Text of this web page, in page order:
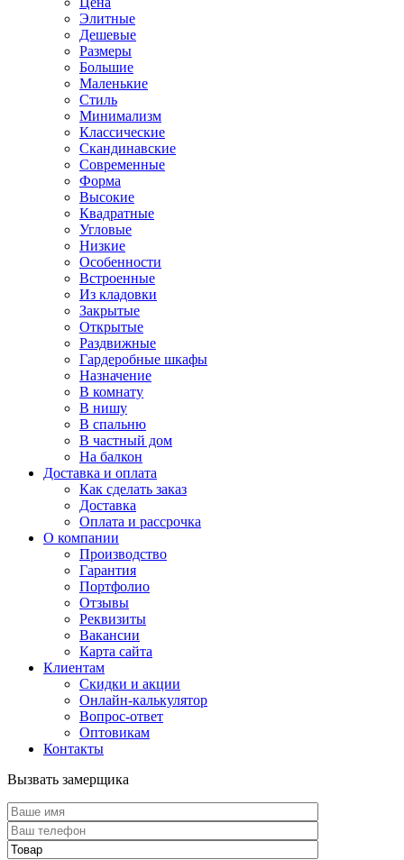
Элитные
Дешевые
Размеры
Большие
Маленькие
Стиль
Минимализм
Классические
Скандинавские
Современные
Форма
Высокие
Квадратные
Угловые
Низкие
Особенности
Встроенные
Из кладовки
Закрытые
Открытые
Раздвижные
Гардеробные шкафы
Назначение
В комнату
В нишу
В спальню
В частный дом
На балкон
Доставка и оплата
Как сделать заказ
Доставка
Оплата и рассрочка
О компании
Производство
Гарантия
Портфолио
Отзывы
Реквизиты
Вакансии
Карта сайта
Клиентам
Скидки и акции
Онлайн-калькулятор
Вопрос-ответ
Оптовикам
Контакты
Вызвать замерщика